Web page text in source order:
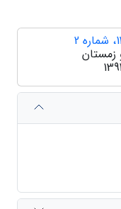
زمستان